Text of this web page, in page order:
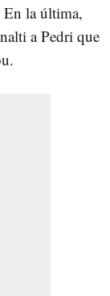
En la última,
a Pedri que